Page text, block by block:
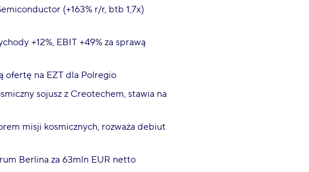
(+163% r/r, btb 1,7x)
+12%, EBIT +49% za sprawą
ofertę na EZT dla Polregio
sojusz z Creotechem, stawia na
misji kosmicznych, rozważa debiut
Berlina za 63mln EUR netto